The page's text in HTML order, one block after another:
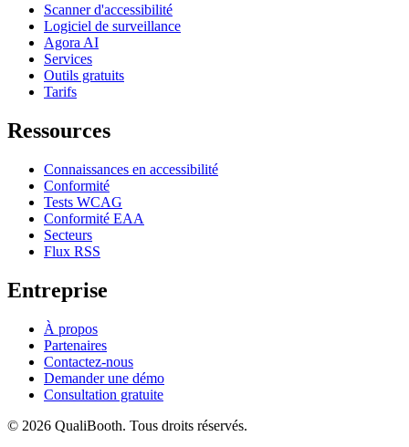
Scanner d'accessibilité
Logiciel de surveillance
Agora AI
Services
Outils gratuits
Tarifs
Ressources
Connaissances en accessibilité
Conformité
Tests WCAG
Conformité EAA
Secteurs
Flux RSS
Entreprise
À propos
Partenaires
Contactez-nous
Demander une démo
Consultation gratuite
© 2026 QualiBooth. Tous droits réservés.